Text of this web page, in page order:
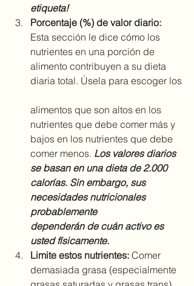
etiqueta!
Porcentaje (%) de valor diario:
Esta sección le dice cómo los
nutrientes en una porción de
alimento contribuyen a su dieta
diaria total. Úsela para escoger los
alimentos que son altos en los
nutrientes que debe comer más y
bajos en los nutrientes que debe
comer menos. Los valores diarios
se basan en una dieta de 2.000
calorías. Sin embargo, sus
necesidades nutricionales
probablemente
dependerán de cuán activo es
usted físicamente.
Limite estos nutrientes: Comer
demasiada grasa (especialmente